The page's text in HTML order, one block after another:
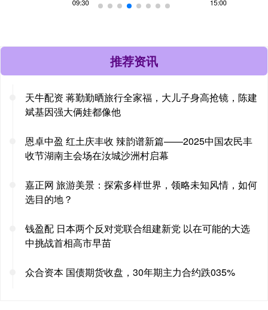
推荐资讯
天牛配资 蒋勤勤晒旅行全家福，大儿子身高抢镜，陈建
斌基因强大俩娃都像他
恩卓中盈 红土庆丰收 辣韵谱新篇——2025中国农民丰
收节湖南主会场在汝城沙洲村启幕
嘉正网 旅游美景：探索多样世界，领略未知风情，如何
选目的地？
钱盈配 日本两个反对党联合组建新党 以在可能的大选
中挑战首相高市早苗
众合资本 国债期货收盘，30年期主力合约跌035%